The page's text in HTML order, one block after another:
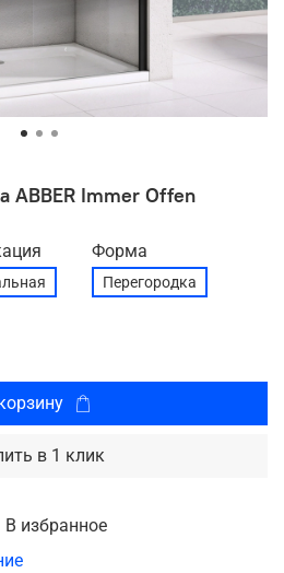
ABBER Immer Offen
В избранное
Форма
Перегородка
в 1 клик